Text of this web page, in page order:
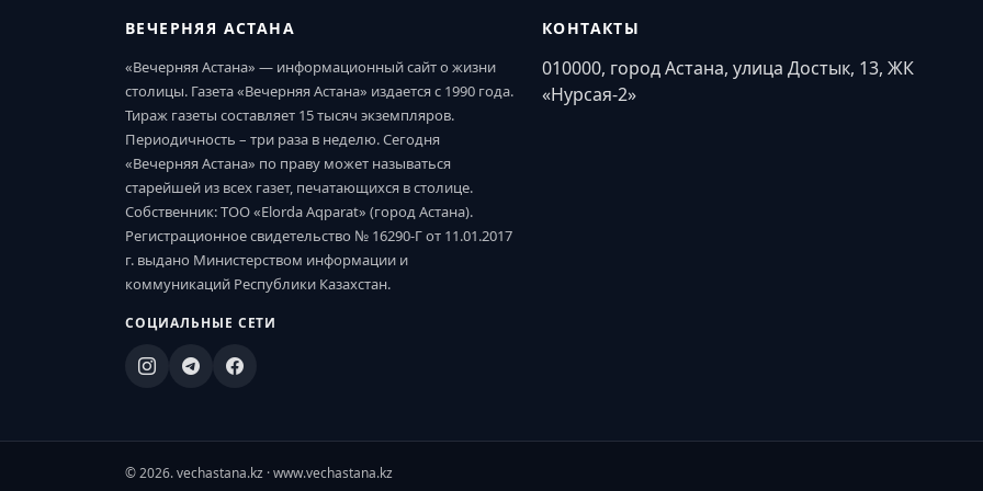
ВЕЧЕРНЯЯ АСТАНА
«Вечерняя Астана» — информационный сайт о жизни
столицы. Газета «Вечерняя Астана» издается с 1990 года.
Тираж газеты составляет 15 тысяч экземпляров.
Периодичность – три раза в неделю. Сегодня
«Вечерняя Астана» по праву может называться
старейшей из всех газет, печатающихся в столице.
Собственник: ТОО «Elorda Aqparat» (город Астана).
Регистрационное свидетельство № 16290-Г от 11.01.2017
г. выдано Министерством информации и
коммуникаций Республики Казахстан.
СОЦИАЛЬНЫЕ СЕТИ
КОНТАКТЫ
010000, город Астана, улица Достык, 13, ЖК
«Нурсая-2»
© 2026. vechastana.kz · www.vechastana.kz